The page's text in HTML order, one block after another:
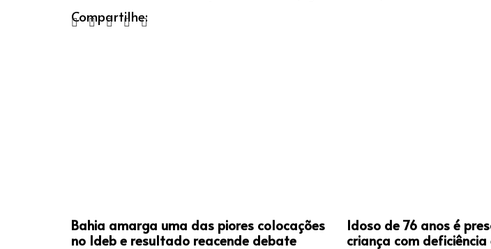
Compartilhe:
Bahia amarga uma das piores colocações
no Ideb e resultado reacende debate
Idoso de 76 anos é
criança com deficiência